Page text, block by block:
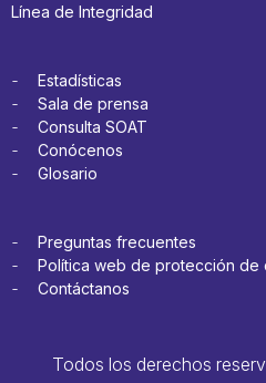
Línea de Integridad
Estadísticas
Sala de prensa
Consulta SOAT
Conócenos
Glosario
Preguntas frecuentes
Política web de protección de
Contáctanos
Todos los derechos